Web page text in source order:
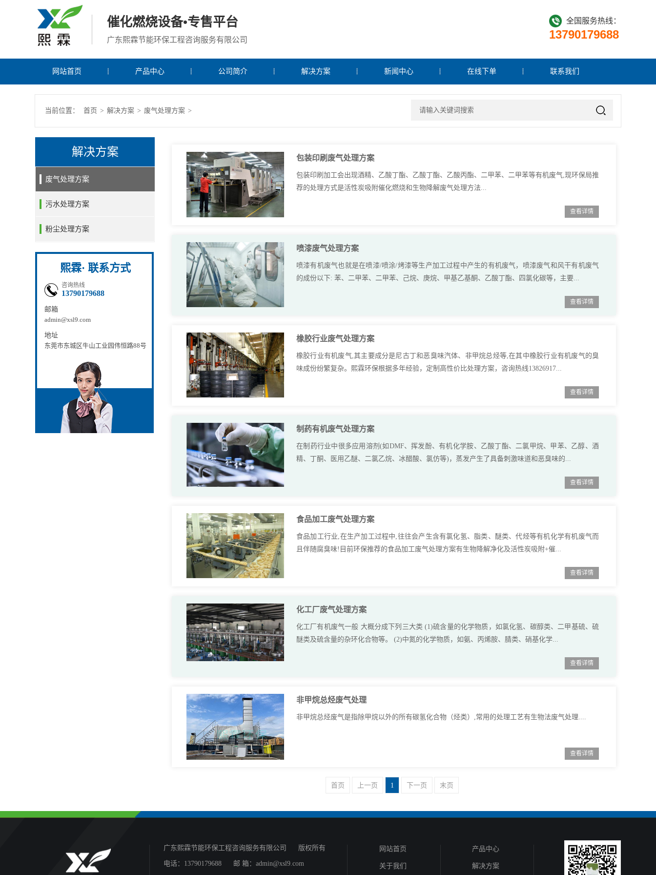
催化燃烧设备•专售平台
广东熙霖节能环保工程咨询服务有限公司
全国服务热线：
13790179688
网站首页 产品中心 公司简介 解决方案 新闻中心 在线下单 联系我们
当前位置： 首页 > 解决方案 > 废气处理方案 >
包装印刷废气处理方案
包装印刷加工会出现酒精、乙酸丁酯、乙酸丁酯、乙酸丙酯、二甲苯、二甲苯等有机废气,现环保局推
荐的处理方式是活性炭吸附催化燃烧和生物降解废气处理方法...
查看详情
喷漆废气处理方案
喷漆有机废气也就是在喷漆/喷涂/烤漆等生产加工过程中产生的有机废气，喷漆废气和风干有机废气
的成份以下: 苯、二甲苯、二甲苯、己烷、庚烷、甲基乙基酮、乙酸丁酯、四氯化碳等，主要...
查看详情
橡胶行业废气处理方案
橡胶行业有机废气,其主要成分是尼古丁和恶臭味汽体、非甲烷总烃等,在其中橡胶行业有机废气的臭
味成份纷繁复杂。熙霖环保根据多年经验，定制高性价比处理方案，咨询热线13826917...
查看详情
制药有机废气处理方案
在制药行业中很多应用溶剂(如DMF、挥发酚、有机化学胺、乙酸丁酯、二氯甲烷、甲苯、乙醇、酒
精、丁酮、医用乙醚、二氯乙烷、冰醋酸、氯仿等)，蒸发产生了具备刺激味道和恶臭味的...
查看详情
食品加工废气处理方案
食品加工行业,在生产加工过程中,往往会产生含有氯化氢、脂类、醚类、代烃等有机化学有机废气而
且伴随腐臭味!目前环保推荐的食品加工废气处理方案有生物降解净化及活性炭吸附+催...
查看详情
化工厂废气处理方案
化工厂有机废气一般 大概分成下列三大类 (1)硫含量的化学物质，如氯化氢、碳醇类、二甲基硫、硫
醚类及硫含量的杂环化合物等。 (2)中氮的化学物质，如氨、丙烯胺、腈类、硝基化学...
查看详情
非甲烷总烃废气处理
非甲烷总烃废气是指除甲烷以外的所有碳氢化合物（烃类）,常用的处理工艺有生物法废气处理....
查看详情
首页 上一页 1 下一页 末页
解决方案
废气处理方案
污水处理方案
粉尘处理方案
熙霖· 联系方式
咨询热线
13790179688
邮箱
admin@xsl9.com
地址
东莞市东城区牛山工业园伟恒路88号
广东熙霖节能环保工程咨询服务有限公司 版权所有
电话：13790179688 邮 箱：admin@xsl9.com
网站首页
关于我们
产品中心
解决方案